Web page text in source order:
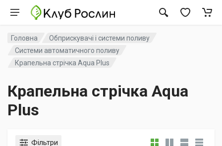
Головна
Обприскувачі і системи поливу
Системи автоматичного поливу
Крапельна стрічка Aqua Plus
Крапельна стрічка Aqua
Plus
Фільтри